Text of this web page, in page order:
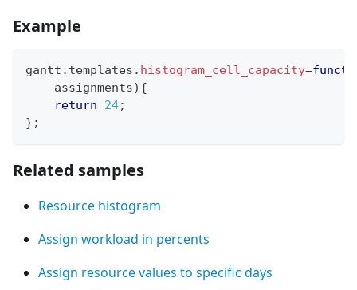
Example
gantt . templates . histogram_cell_capacity=
    assignments
) {
return
24;
} ;
Related samples
Resource histogram
Assign workload in percents
Assign resource values to specific days